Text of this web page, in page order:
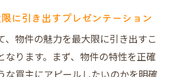
売却のための初期準備
体を見通した計画作り
ル管理とその方法
に引き出すプレゼンテーション
、物件の魅力を最大限に引き出すこ
なります。まず、物件の特性を正確